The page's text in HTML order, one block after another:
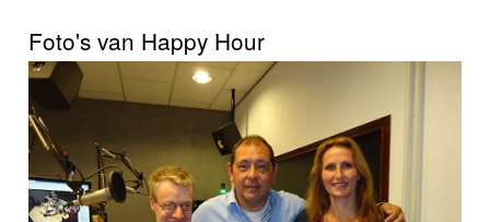
Video
Webcam
Info
Foto's van Happy Hour